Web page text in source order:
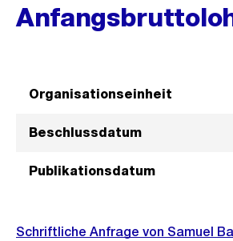
Organisationseinheit
Beschlussdatum
Publikationsdatum
Schriftliche Anfrage von Samuel